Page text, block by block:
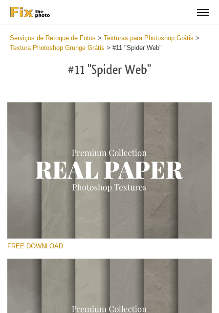
Serviços de Retoque de Fotos > Texturas para Photoshop Grátis >
Textura Photoshop Grunge Grátis > #11 "Spider Web"
#11 "Spider Web"
Por favor selecione
FREE DOWNLOAD